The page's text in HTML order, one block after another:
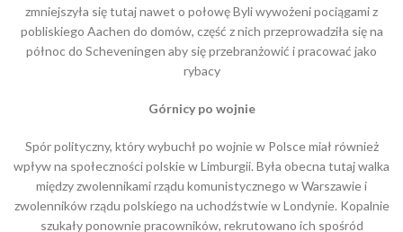
zmniejszyła się tutaj nawet o połowę Byli wywożeni pociągami z
pobliskiego Aachen do domów, część z nich przeprowadziła się na
północ do Scheveningen aby się przebranżowić i pracować jako
rybacy
Górnicy po wojnie
Spór polityczny, który wybuchł po wojnie w Polsce miał również
wpływ na społeczności polskie w Limburgii. Była obecna tutaj walka
między zwolennikami rządu komunistycznego w Warszawie i
zwolenników rządu polskiego na uchodźstwie w Londynie. Kopalnie
szukały ponownie pracowników, rekrutowano ich spośród